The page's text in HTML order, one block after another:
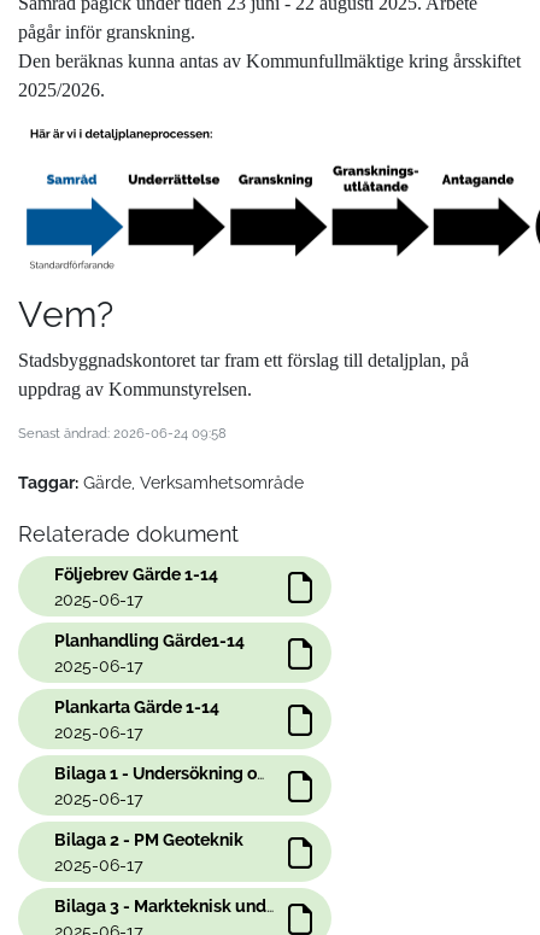
pågår inför granskning.
Den beräknas kunna antas av Kommunfullmäktige kring årsskiftet
2025/2026.
Vem?
Stadsbyggnadskontoret tar fram ett förslag till detaljplan, på
uppdrag av Kommunstyrelsen.
Senast ändrad: 2026-06-24 09:58
Taggar: Gärde, Verksamhetsområde
Relaterade dokument
Följebrev Gärde 1-14
2025-06-17
Planhandling Gärde1-14
2025-06-17
Plankarta Gärde 1-14
2025-06-17
Bilaga 1 - Undersökning om miljöbedömning
2025-06-17
Bilaga 2 - PM Geoteknik
2025-06-17
Bilaga 3 - Markteknisk undersökningsrapport